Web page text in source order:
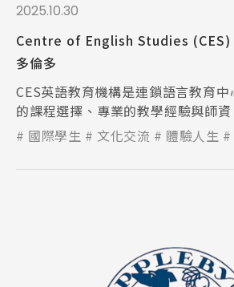
2025.10.30
Centre of English Studies (CES)
多倫多
CES英語教育機構是連鎖語言教育
的課程選擇、專業的教學經驗與師
穎充足，讓學生能在舒適輕鬆的環
國際學生 文化交流 體驗人生